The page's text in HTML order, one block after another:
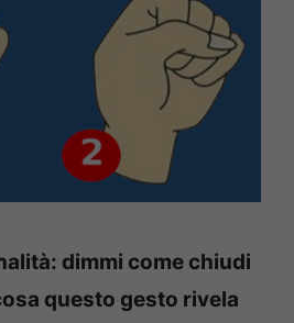
dimmi come chiudi
questo gesto rivela